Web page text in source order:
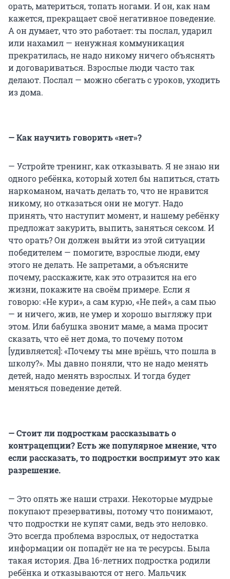
орать, материться, топать ногами. И он, как нам
кажется, прекращает своё негативное поведение.
А он думает, что это работает: ты послал, ударил
или нахамил — ненужная коммуникация
прекратилась, не надо никому ничего объяснять
и договариваться. Взрослые люди часто так
делают. Послал — можно сбегать с уроков, уходить
из дома.
— Как научить говорить «нет»?
— Устройте тренинг, как отказывать. Я не знаю ни
одного ребёнка, который хотел бы напиться, стать
наркоманом, начать делать то, что не нравится
никому, но отказаться они не могут. Надо
принять, что наступит момент, и нашему ребёнку
предложат закурить, выпить, заняться сексом. И
что орать? Он должен выйти из этой ситуации
победителем — помогите, взрослые люди, ему
этого не делать. Не запретами, а объясните
почему, расскажите, как это отразится на его
жизни, покажите на своём примере. Если я
говорю: «Не кури», а сам курю, «Не пей», а сам пью
— и ничего, жив, не умер и хорошо выгляжу при
этом. Или бабушка звонит маме, а мама просит
сказать, что её нет дома, то почему потом
[удивляется]: «Почему ты мне врёшь, что пошла в
школу?». Мы давно поняли, что не надо менять
детей, надо менять взрослых. И тогда будет
меняться поведение детей.
— Стоит ли подросткам рассказывать о
контрацепции? Есть же популярное мнение, что
если рассказать, то подростки воспримут это как
разрешение.
— Это опять же наши страхи. Некоторые мудрые
покупают презервативы, потому что понимают,
что подростки не купят сами, ведь это неловко.
Это всегда проблема взрослых, от недостатка
информации он попадёт не на те ресурсы. Была
такая история. Два 16-летних подростка родили
ребёнка и отказываются от него. Мальчик